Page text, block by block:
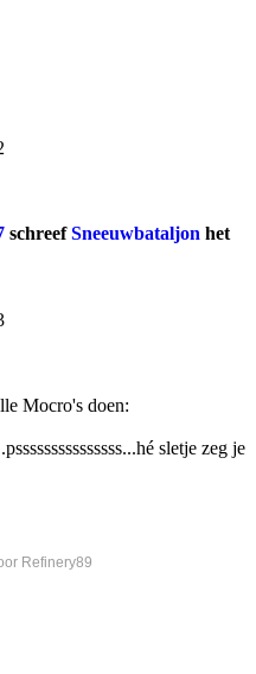
schreefSneeuwbataljon het
Mocro's doen:
sletje zeg je
Refinery89